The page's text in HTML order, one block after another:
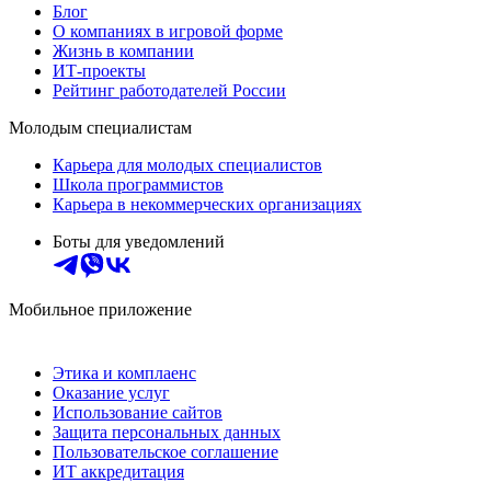
Блог
О компаниях в игровой форме
Жизнь в компании
ИТ-проекты
Рейтинг работодателей России
Молодым специалистам
Карьера для молодых специалистов
Школа программистов
Карьера в некоммерческих организациях
Боты для уведомлений
Мобильное приложение
Этика и комплаенс
Оказание услуг
Использование сайтов
Защита персональных данных
Пользовательское соглашение
ИТ аккредитация